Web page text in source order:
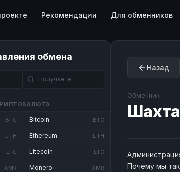
Рекомендации Для обменников
обмена
BTC
ETH
LTC
XMR
Bitcoin BTC
Ethereum ETH
Litecoin LTC
Monero XMR
Назад
Обменник
Шахта
Почему мы